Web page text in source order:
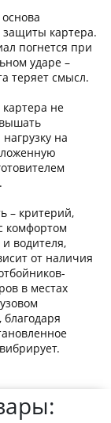
защиты картера.
погнется при
ударе –
теряет смысл.
не
на
– критерий,
комфортом
водителя,
от наличия
в местах